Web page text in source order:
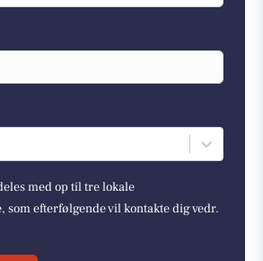
med op til tre lokale
efterfølgende vil kontakte dig vedr.